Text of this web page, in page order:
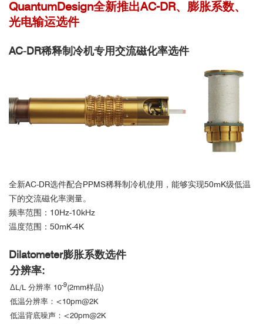
QuantumDesign全新推出AC-DR、膨胀系数、
光电输运选件
AC-DR稀释制冷机专用交流磁化率选件
全新AC-DR选件配合PPMS稀释制冷机使用，能够实现50mK级低温
下的交流磁化率测量。
频率范围：10Hz-10kHz
温度范围：50mK-4K
Dilatometer膨胀系数选件
分辨率:
ΔL/L 分辨率 10-9(2mm样品)
低温分辨率：<10pm@2K
低温背底噪声：<20pm@2K